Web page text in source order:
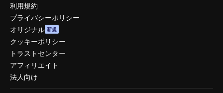
利用規約
プライバシーポリシー
オリジナル 新規
クッキーポリシー
トラストセンター
アフィリエイト
法人向け